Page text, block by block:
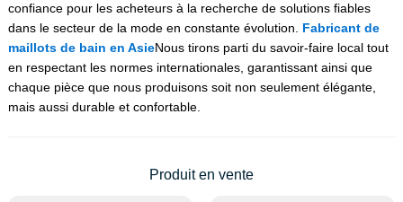
confiance pour les acheteurs à la recherche de solutions fiables
dans le secteur de la mode en constante évolution. Fabricant de
maillots de bain en AsieNous tirons parti du savoir-faire local tout
en respectant les normes internationales, garantissant ainsi que
chaque pièce que nous produisons soit non seulement élégante,
mais aussi durable et confortable.
Produit en vente